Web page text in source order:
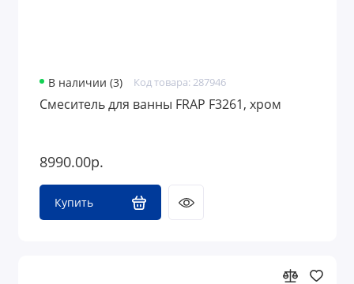
В наличии (3) Код товара: 287946
Смеситель для ванны FRAP F3261, хром
8990.00р.
Купить